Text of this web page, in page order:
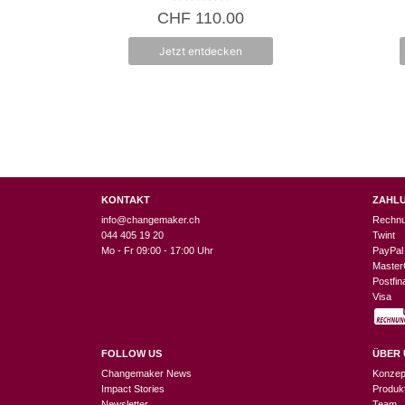
0
v
5
CHF 110.00
Jetzt entdecken
KONTAKT
info@changemaker.ch
044 405 19 20
Mo - Fr 09:00 - 17:00 Uhr
FOLLOW US
Changemaker News
Impact Stories
Twint
PayPal
Visa
ÜBER